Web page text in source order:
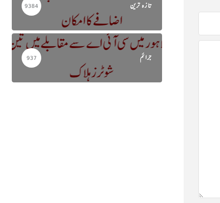
تازہ ترین 9384
جرائم 937